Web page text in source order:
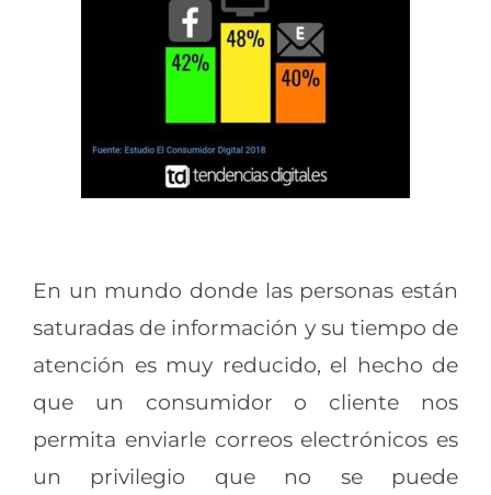
En un mundo donde las personas están
saturadas de información y su tiempo de
atención es muy reducido, el hecho de
que un consumidor o cliente nos
permita enviarle correos electrónicos es
un privilegio que no se puede